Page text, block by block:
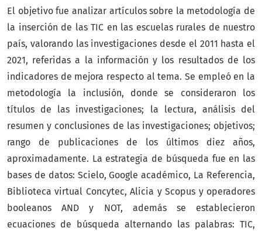
El objetivo fue analizar artículos sobre la metodología de
la inserción de las TIC en las escuelas rurales de nuestro
país, valorando las investigaciones desde el 2011 hasta el
2021, referidas a la información y los resultados de los
indicadores de mejora respecto al tema. Se empleó en la
metodología la inclusión, donde se consideraron los
títulos de las investigaciones; la lectura, análisis del
resumen y conclusiones de las investigaciones; objetivos;
rango de publicaciones de los últimos diez años,
aproximadamente. La estrategia de búsqueda fue en las
bases de datos: Scielo, Google académico, La Referencia,
Biblioteca virtual Concytec, Alicia y Scopus y operadores
booleanos AND y NOT, además se establecieron
ecuaciones de búsqueda alternando las palabras: TIC,